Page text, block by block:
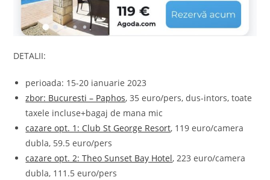
DETALII:
perioada: 15-20 ianuarie 2023
zbor: Bucuresti – Paphos, 35 euro/pers, dus-intors, toate
taxele incluse+bagaj de mana mic
cazare opt. 1: Club St George Resort, 119 euro/camera
dubla, 59.5 euro/pers
cazare opt. 2: Theo Sunset Bay Hotel, 223 euro/camera
dubla, 111.5 euro/pers